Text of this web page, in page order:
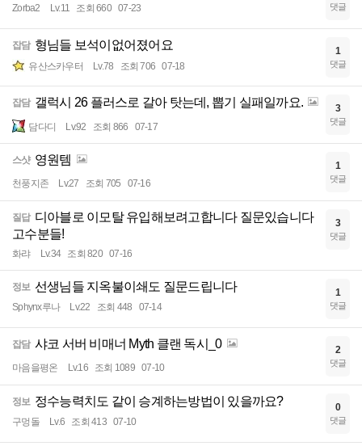
Zorba2 Lv.11 조회 660 07-23 댓글
잡담 형님들 보석이없어졌어요
유산스카우터 Lv.78 조회 706 07-18
1
댓글
잡담 갤럭시 26 플러스로 갈아 탓는데, 뽑기 실패일까요.
담다디 Lv.92 조회 866 07-17
3
댓글
스샷 영원템
천풍지존 Lv.27 조회 705 07-16
1
댓글
질답 디아블로 이모탈 유입해보려고합니다 질문있습니다
고수분들!
화랴 Lv.34 조회 820 07-16
3
댓글
정보 선생님들 지옥불이쇄도 질문드립니다
Sphynx루나 Lv.22 조회 448 07-14
1
댓글
잡담 샤코 서버 비매너 Myth 클랜 독시_0
마음을평온 Lv.16 조회 1089 07-10
2
댓글
정보 정수능력치도 같이 승계하는방법이 있을까요?
구멍돌 Lv.6 조회 413 07-10
0
댓글